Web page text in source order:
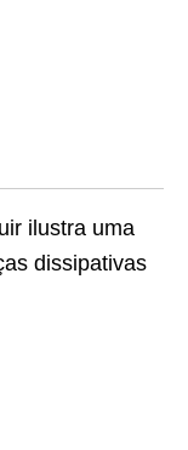
ilustra uma
dissipativas